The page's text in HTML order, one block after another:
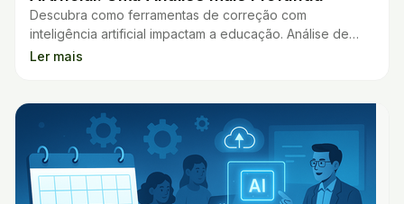
Descubra como ferramentas de correção com
inteligência artificial impactam a educação. Análise de
benefícios, limitações e uso por professores.
Ler mais